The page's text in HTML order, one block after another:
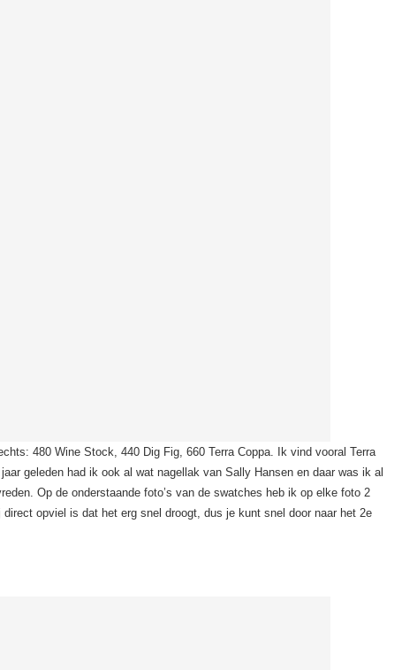
480 Wine Stock, 440 Dig Fig, 660 Terra Coppa. Ik vind vooral Terra
geleden had ik ook al wat nagellak van Sally Hansen en daar was ik al
Op de onderstaande foto’s van de swatches heb ik op elke foto 2
opviel is dat het erg snel droogt, dus je kunt snel door naar het 2e